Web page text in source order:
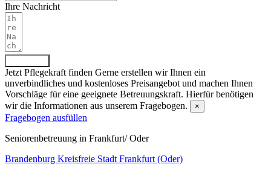
Ihre Nachricht
Jetzt Pflegekraft finden Gerne erstellen wir Ihnen ein
unverbindliches und kostenloses Preisangebot und machen Ihnen
Vorschläge für eine geeignete Betreuungskraft. Hierfür benötigen
wir die Informationen aus unserem Fragebogen.
×
Fragebogen ausfüllen
Senioren­betreuung in Frankfurt/ Oder
Brandenburg Kreisfreie Stadt Frankfurt (Oder)